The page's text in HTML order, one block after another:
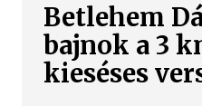
Betlehem
bajnok a 3
kieséses